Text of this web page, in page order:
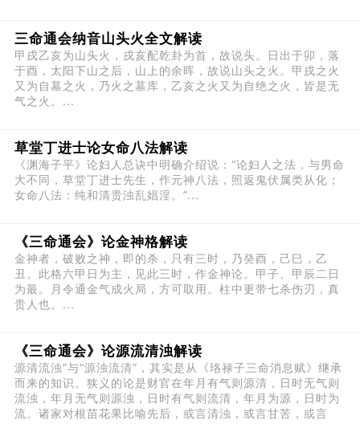
三命通会纳音山头火全文解读
甲戌乙亥为山头火，戌亥配乾卦为首，故说头。日出于卯，落
于酉，太阳下山之后，山上的余晖，故说山头之火。甲戌之火
又为自墓之火，乃火之墓库，乙亥之火又为自绝之火，皆是无
气之火。...
草堂丁进士论女命八法解读
《渊海子平》论妇人总诀中明确介绍说：“论妇人之法，与男命
大不同，草堂丁进士先生，作元神八法，照返鬼伏属类从化；
女命八法：纯和清贵浊乱娼淫。”...
《三命通会》论金神格解读
金神者，破败之神，即的杀，只有三时，乃癸酉，己巳，乙
丑。此格六甲日为主，见此三时，作金神论。甲子、甲辰二日
为最。月令通金气成火局，方可取用。柱中更带七杀伤刃，真
贵人也。...
《三命通会》论源流清浊解读
源清流浊”与“源浊流清”，其实是从《珞禄子三命消息赋》继承
而来的知识。狭义的论是财官在年月有气则源清，日时无气则
流浊，年月无气则源浊，日时有气则流清，年月为源，日时为
流。诸家对根苗花果比喻先后，或言清浊，或言甘苦，或言